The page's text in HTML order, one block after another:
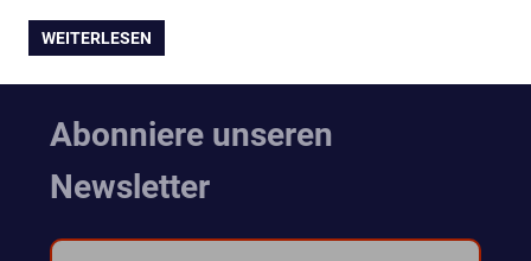
WEITERLESEN
Abonniere unseren
Newsletter